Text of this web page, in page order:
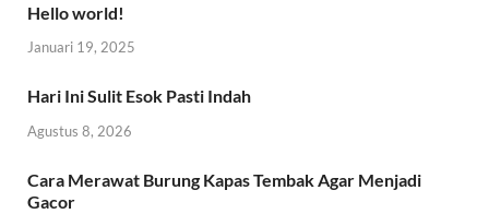
Hello world!
Januari 19, 2025
Hari Ini Sulit Esok Pasti Indah
Agustus 8, 2026
Cara Merawat Burung Kapas Tembak Agar Menjadi
Gacor